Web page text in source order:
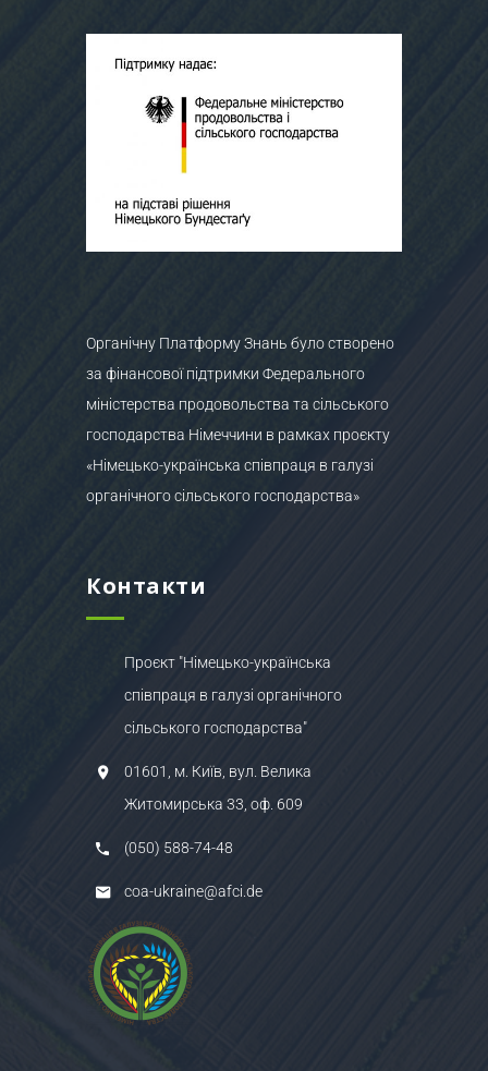
Органічну Платформу Знань було створено
за фінансової підтримки Федерального
міністерства продовольства та сільського
господарства Німеччини в рамках проєкту
«Німецько-українська співпраця в галузі
органічного сільського господарства»
Контакти
Проєкт "Німецько-українська
співпраця в галузі органічного
сільського господарства"
01601, м. Київ, вул. Велика
Житомирська 33, оф. 609
(050) 588-74-48
coa-ukraine@afci.de